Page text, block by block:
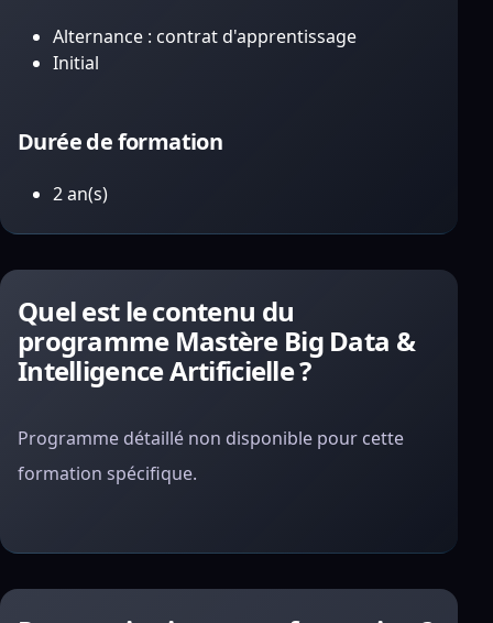
Alternance : contrat d'apprentissage
Initial
Durée de formation
2 an(s)
Quel est le contenu du
programme Mastère Big Data &
Intelligence Artificielle ?
Programme détaillé non disponible pour cette
formation spécifique.